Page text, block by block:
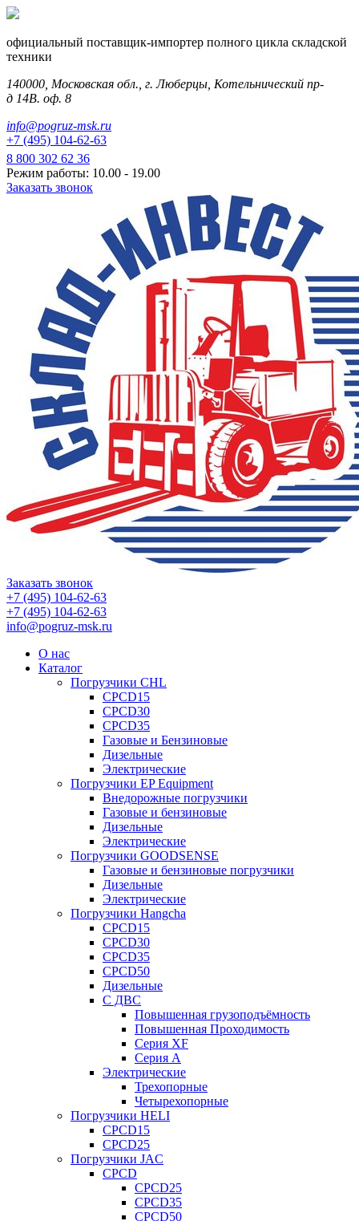
официальный поставщик-импортер полного цикла складской
техники
140000, Московская обл., г. Люберцы, Котельнический пр-
д 14В. оф. 8
info@pogruz-msk.ru
+7 (495) 104-62-63
8 800 302 62 36
Режим работы: 10.00 - 19.00
Заказать звонок
Заказать звонок
+7 (495) 104-62-63
+7 (495) 104-62-63
info@pogruz-msk.ru
О нас
Каталог
Погрузчики CHL
CPCD15
CPCD30
CPCD35
Газовые и Бензиновые
Дизельные
Электрические
Погрузчики EP Equipment
Внедорожные погрузчики
Газовые и бензиновые
Дизельные
Электрические
Погрузчики GOODSENSE
Газовые и бензиновые погрузчики
Дизельные
Электрические
Погрузчики Hangcha
CPCD15
CPCD30
CPCD35
CPCD50
Дизельные
С ДВС
Повышенная грузоподъёмность
Повышенная Проходимость
Серия XF
Серия А
Электрические
Трехопорные
Четырехопорные
Погрузчики HELI
CPCD15
CPCD25
Погрузчики JAC
CPCD
CPCD25
CPCD35
CPCD50